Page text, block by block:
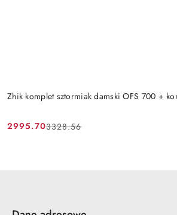
Zhik komplet sztormiak damski OFS 700 +
Cena
2995.70
Cena
3328.56